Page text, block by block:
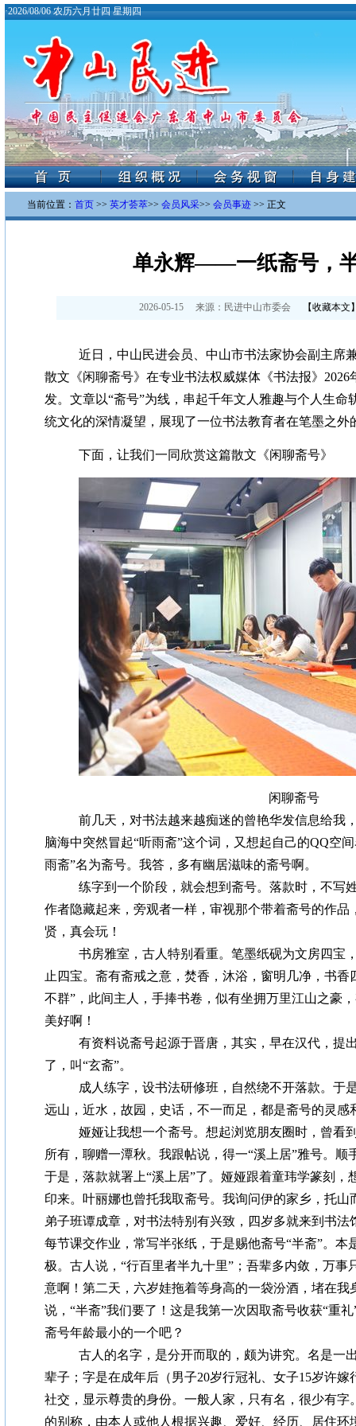
·2026/08/06 农历六月廿四 星期四
当前位置： 首页 >> 英才荟萃>> 会员风采>> 会员事迹 >> 正文
单永辉——一纸斋号，
2026-05-15 来源： 民进中山市委会 【收藏本文
近日，中山民进会员、中山市书法家协会副主席
散文《闲聊斋号》在专业书法权威媒体《书法报》2026
发。文章以“斋号”为线，串起千年文人雅趣与个人生命
统文化的深情凝望，展现了一位书法教育者在笔墨之外
下面，让我们一同欣赏这篇散文《闲聊斋号》
闲聊斋号
前几天，对书法越来越痴迷的曾艳华发信息给我
脑海中突然冒起“听雨斋”这个词，又想起自己的QQ空
雨斋”名为斋号。我答，多有幽居滋味的斋号啊。
练字到一个阶段，就会想到斋号。落款时，不写
作者隐藏起来，旁观者一样，审视那个带着斋号的作品
贤，真会玩！
书房雅室，古人特别看重。笔墨纸砚为文房四宝
止四宝。斋有斋戒之意，焚香，沐浴，窗明几净，书香
不群”，此间主人，手捧书卷，似有坐拥万里江山之豪
美好啊！
有资料说斋号起源于晋唐，其实，早在汉代，提
了，叫“玄斋”。
成人练字，设书法研修班，自然绕不开落款。于
远山，近水，故园，史话，不一而足，都是斋号的灵感
娅娅让我想一个斋号。想起浏览朋友圈时，曾看
所有，聊赠一潭秋。我跟帖说，得一“溪上居”雅号。顺
于是，落款就署上“溪上居”了。娅娅跟着童玮学篆刻，
印来。叶丽娜也曾托我取斋号。我询问伊的家乡，托山
弟子班谭成章，对书法特别有兴致，四岁多就来到书法
每节课交作业，常写半张纸，于是赐他斋号“半斋”。本
极。古人说，“行百里者半九十里”；吾辈多内敛，万事
意啊！第二天，六岁娃拖着等身高的一袋汾酒，堵在我
说，“半斋”我们要了！这是我第一次因取斋号收获“重
斋号年龄最小的一个吧？
古人的名字，是分开而取的，颇为讲究。名是一
辈子；字是在成年后（男子20岁行冠礼、女子15岁许
社交，显示尊贵的身份。一般人家，只有名，很少有字
的别称，由本人或他人根据兴趣、爱好、经历、居住环